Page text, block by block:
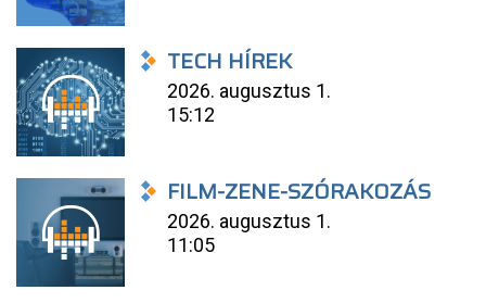
TECH HÍREK
2026. augusztus 1.
15:12
FILM-ZENE-SZÓRAKOZÁS
2026. augusztus 1.
11:05